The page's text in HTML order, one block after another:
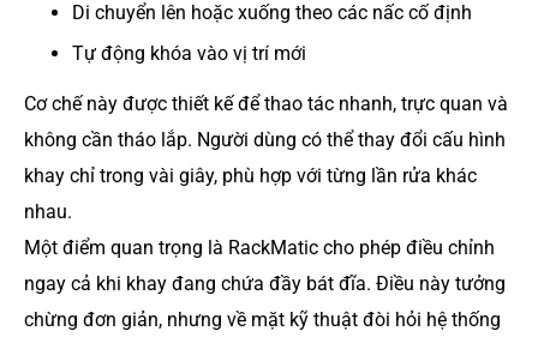
Di chuyển lên hoặc xuống theo các nấc cố định
Tự động khóa vào vị trí mới
Cơ chế này được thiết kế để thao tác nhanh, trực quan và
không cần tháo lắp. Người dùng có thể thay đổi cấu hình
khay chỉ trong vài giây, phù hợp với từng lần rửa khác
nhau.
Một điểm quan trọng là RackMatic cho phép điều chỉnh
ngay cả khi khay đang chứa đầy bát đĩa. Điều này tưởng
chừng đơn giản, nhưng về mặt kỹ thuật đòi hỏi hệ thống